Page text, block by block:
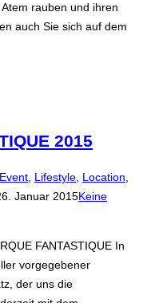
rauben und ihren
auch Sie sich auf dem
2015
Event, Lifestyle, Location,
Januar 2015Keine
FANTASTIQUE In
vorgegebener
der uns die